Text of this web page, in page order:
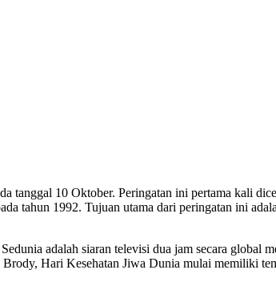
tanggal 10 Oktober. Peringatan ini pertama kali
tahun 1992. Tujuan utama dari peringatan ini
adalah siaran televisi dua jam secara global
Hari Kesehatan Jiwa Dunia mulai memiliki